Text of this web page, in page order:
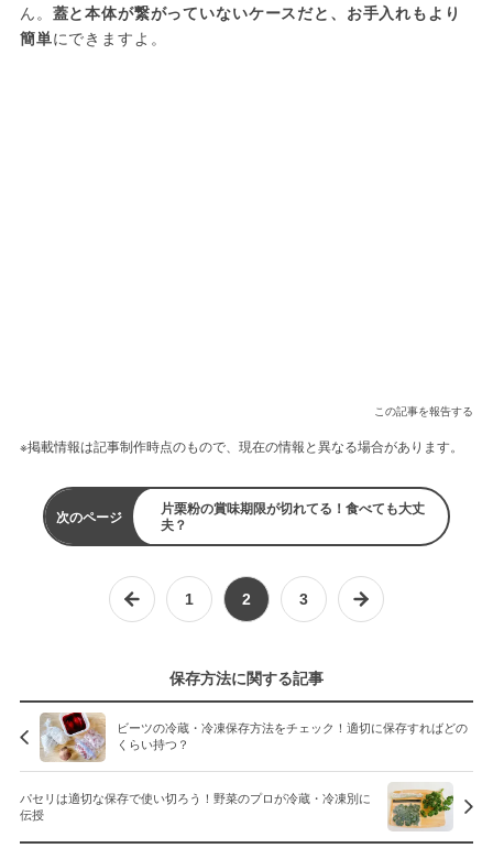
ん。 蓋と本体が繋がっていないケースだと、お手入れもより
簡単にできますよ。
この記事を報告する
※掲載情報は記事制作時点のもので、現在の情報と異なる場合があります。
次のページ
片栗粉の賞味期限が切れてる！食べても大丈
夫？
1 2 3
保存方法に関する記事
ビーツの冷蔵・冷凍保存方法をチェック！適切に保存すればどの
くらい持つ？
パセリは適切な保存で使い切ろう！野菜のプロが冷蔵・冷凍別に
伝授